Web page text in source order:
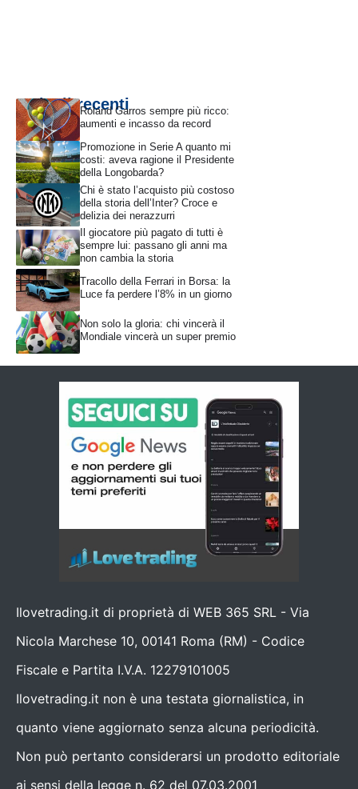
Articoli recentiRoland Garros sempre più ricco:
aumenti e incasso da record
Promozione in Serie A quanto mi
costi: aveva ragione il Presidente
della Longobarda?
Chi è stato l’acquisto più costoso
della storia dell’Inter? Croce e
delizia dei nerazzurri
Il giocatore più pagato di tutti è
sempre lui: passano gli anni ma
non cambia la storia
Tracollo della Ferrari in Borsa: la
Luce fa perdere l’8% in un giorno
Non solo la gloria: chi vincerà il
Mondiale vincerà un super premio
Ilovetrading.it di proprietà di WEB 365 SRL - Via
Nicola Marchese 10, 00141 Roma (RM) - Codice
Fiscale e Partita I.V.A. 12279101005
Ilovetrading.it non è una testata giornalistica, in
quanto viene aggiornato senza alcuna periodicità.
Non può pertanto considerarsi un prodotto editoriale
ai sensi della legge n. 62 del 07.03.2001